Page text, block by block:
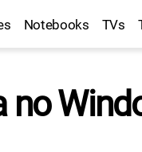
Notebooks TVs